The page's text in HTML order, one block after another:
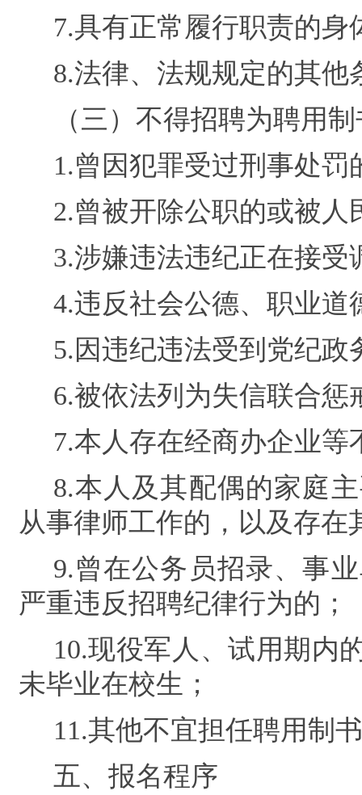
7.具有正常履行职责的身
8.法律、法规规定的其他
（三）不得招聘为聘用
1.曾因犯罪受过刑事处罚
2.曾被开除公职的或被
3.涉嫌违法违纪正在接受
4.违反社会公德、职业道
5.因违纪违法受到党纪
6.被依法列为失信联合惩
7.本人存在经商办企业等
8.本人及其配偶的家庭
从事律师工作的，以及存在
9.曾在公务员招录、事
严重违反招聘纪律行为的；
10.现役军人、试用期内
未毕业在校生；
11.其他不宜担任聘用制
五、报名程序